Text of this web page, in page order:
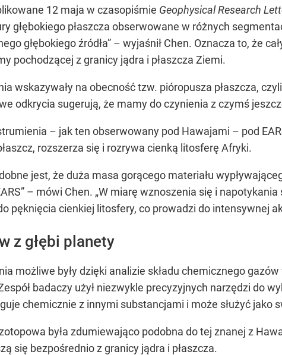
12 maja w czasopiśmie Geophysical Research
głębokiego płaszcza obserwowane w różnych
głębokiego źródła” – wyjaśnił Chen. Oznacza to, że
pochodzącej z granicy jądra i płaszcza Ziemi.
wskazywały na obecność tzw. pióropusza płaszcza,
odkrycia sugerują, że mamy do czynienia z czymś
– jak ten obserwowany pod Hawajami – pod
rozszerza się i rozrywa cienką litosferę Afryki.
jest, że duża masa gorącego materiału
– mówi Chen. „W miarę wznoszenia się i
pęknięcia cienkiej litosfery, co prowadzi do intensywnej
z głębi planety
możliwe były dzięki analizie składu chemicznego
badaczy użył niezwykle precyzyjnych narzędzi do
chemicznie z innymi substancjami i może służyć jako
była zdumiewająco podobna do tej znanej z
się bezpośrednio z granicy jądra i płaszcza.